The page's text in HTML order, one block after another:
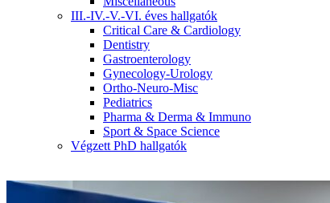
III.-IV.-V.-VI. éves hallgatók
Critical Care & Cardiology
Dentistry
Gastroenterology
Gynecology-Urology
Ortho-Neuro-Misc
Pediatrics
Pharma & Derma & Immuno
Sport & Space Science
Végzett PhD hallgatók